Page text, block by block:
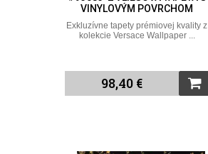
VINYLOVÝM POVRCHOM
Exkluzívne tapety prémiovej kvality z
kolekcie Versace Wallpaper ...
98,40 €